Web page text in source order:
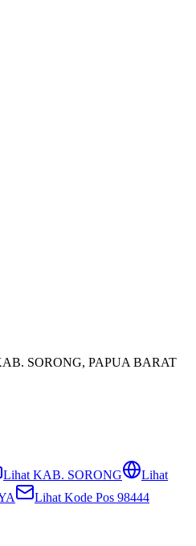
SORONG, PAPUA BARAT
Lihat KAB. SORONG
Lihat
Lihat Kode Pos 98444